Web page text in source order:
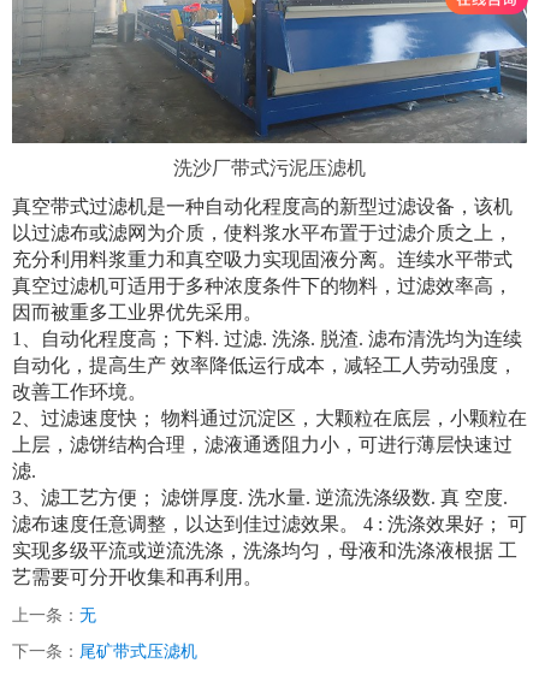
洗沙厂带式污泥压滤机
真空带式过滤机是一种自动化程度高的新型过滤设备，该机
以过滤布或滤网为介质，使料浆水平布置于过滤介质之上，
充分利用料浆重力和真空吸力实现固液分离。连续水平带式
真空过滤机可适用于多种浓度条件下的物料，过滤效率高，
因而被重多工业界优先采用。
1、自动化程度高；下料. 过滤. 洗涤. 脱渣. 滤布清洗均为连续
自动化，提高生产 效率降低运行成本，减轻工人劳动强度，
改善工作环境。
2、过滤速度快； 物料通过沉淀区，大颗粒在底层，小颗粒在
上层，滤饼结构合理，滤液通透阻力小，可进行薄层快速过
滤.
3、滤工艺方便； 滤饼厚度. 洗水量. 逆流洗涤级数. 真 空度.
滤布速度任意调整，以达到佳过滤效果。 4 : 洗涤效果好； 可
实现多级平流或逆流洗涤，洗涤均匀，母液和洗涤液根据 工
艺需要可分开收集和再利用。
上一条： 无
下一条： 尾矿带式压滤机